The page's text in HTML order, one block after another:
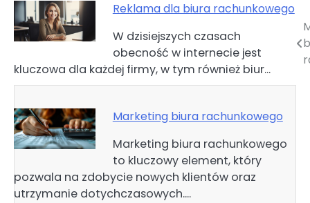
Reklama dla biura rachunkowego
W dzisiejszych czasach
obecność w internecie jest
kluczowa dla każdej firmy, w tym również biur…
Marketing biura rachunkowego
Marketing biura rachunkowego
to kluczowy element, który
pozwala na zdobycie nowych klientów oraz
utrzymanie dotychczasowych.…
Nawigacja